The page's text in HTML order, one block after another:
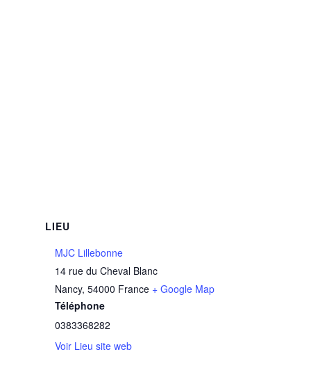
LIEU
MJC Lillebonne
14 rue du Cheval Blanc
Nancy, 54000 France + Google Map
Téléphone
0383368282
Voir Lieu site web